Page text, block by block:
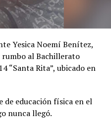
Yesica Noemí Benítez,
rumbo al Bachillerato
“Santa Rita”, ubicado en
de educación física en el
nunca llegó.